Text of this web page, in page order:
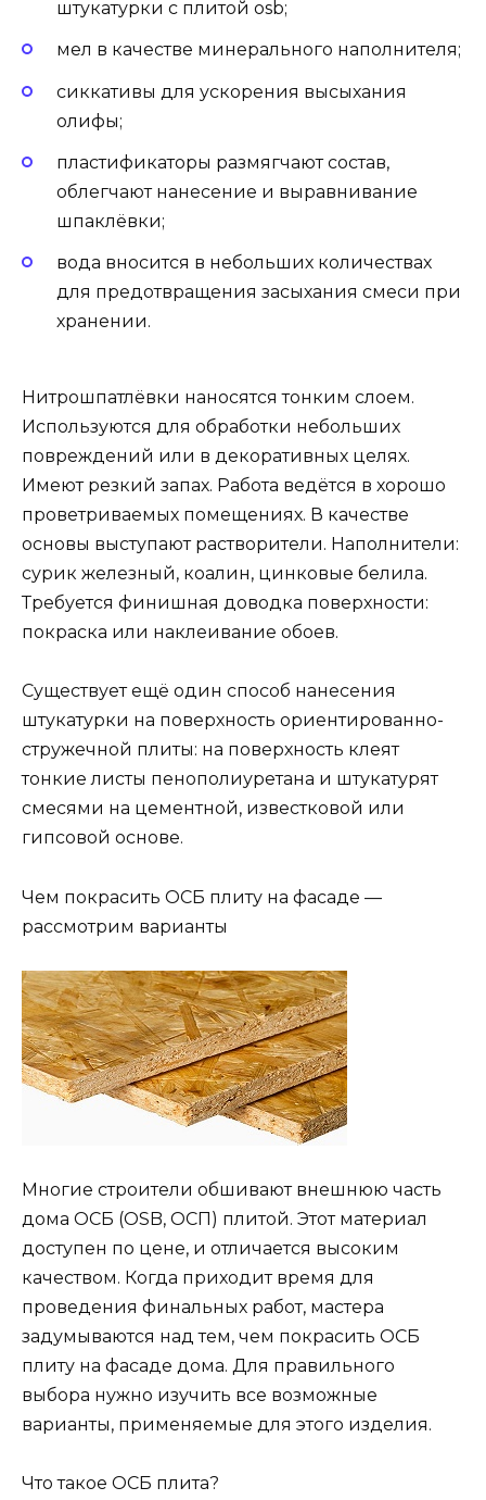
штукатурки с плитой osb;
мел в качестве минерального наполнителя;
сиккативы для ускорения высыхания
олифы;
пластификаторы размягчают состав,
облегчают нанесение и выравнивание
шпаклёвки;
вода вносится в небольших количествах
для предотвращения засыхания смеси при
хранении.
Нитрошпатлёвки наносятся тонким слоем.
Используются для обработки небольших
повреждений или в декоративных целях.
Имеют резкий запах. Работа ведётся в хорошо
проветриваемых помещениях. В качестве
основы выступают растворители. Наполнители:
сурик железный, коалин, цинковые белила.
Требуется финишная доводка поверхности:
покраска или наклеивание обоев.
Существует ещё один способ нанесения
штукатурки на поверхность ориентированно-
стружечной плиты: на поверхность клеят
тонкие листы пенополиуретана и штукатурят
смесями на цементной, известковой или
гипсовой основе.
Чем покрасить ОСБ плиту на фасаде —
рассмотрим варианты
Многие строители обшивают внешнюю часть
дома ОСБ (OSB, ОСП) плитой. Этот материал
доступен по цене, и отличается высоким
качеством. Когда приходит время для
проведения финальных работ, мастера
задумываются над тем, чем покрасить ОСБ
плиту на фасаде дома. Для правильного
выбора нужно изучить все возможные
варианты, применяемые для этого изделия.
Что такое ОСБ плита?